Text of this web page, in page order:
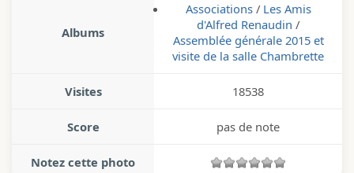
Albums
Associations/ Les Amis
d'Alfred Renaudin /
Assemblée générale 2015 et
visite de la salle Chambrette
Visites 18538
Score pas de note
Notez cette photo